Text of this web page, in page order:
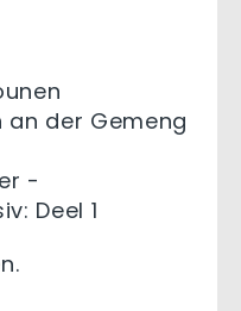
an der Gemeng
-
Deel 1